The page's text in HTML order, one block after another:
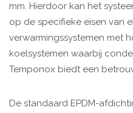
mm. Hierdoor kan het
op de specifieke eisen van
verwarmingssystemen met
koelsystemen waarbij
Temponox biedt een
De standaard EPDM-